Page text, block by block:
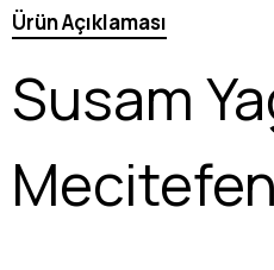
Ürün Açıklaması
Susam